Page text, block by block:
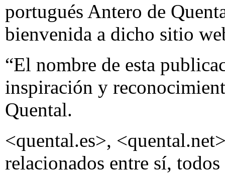
portugués Antero de
bienvenida a dicho sitio
“El nombre de esta
inspiración y
Quental.
<quental.es>,
relacionados entre sí,